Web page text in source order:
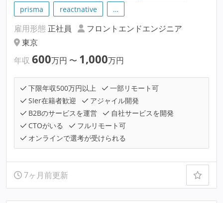
prisma
reactnative …
雇用形態 正社員
フロントエンドエンジニア
東京
年収 600万円 〜 1,000万円
下限年収500万円以上
一部リモート可
SIer在籍者歓迎
アジャイル開発
B2Bのサービスを運営
自社サービスを開発
CTOがいる
フルリモート可
オンラインで選考が受けられる
7ヶ月前更新